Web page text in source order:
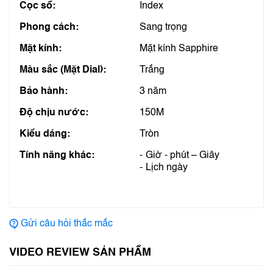
Cọc số: Index
Phong cách: Sang trọng
Mặt kính: Mặt kính Sapphire
Màu sắc (Mặt Dial): Trắng
Bảo hành: 3 năm
Độ chịu nước: 150M
Kiểu dáng: Tròn
Tính năng khác:
Giờ - phút – Giây
Lịch ngày
Gửi câu hỏi thắc mắc
VIDEO REVIEW SẢN PHẨM